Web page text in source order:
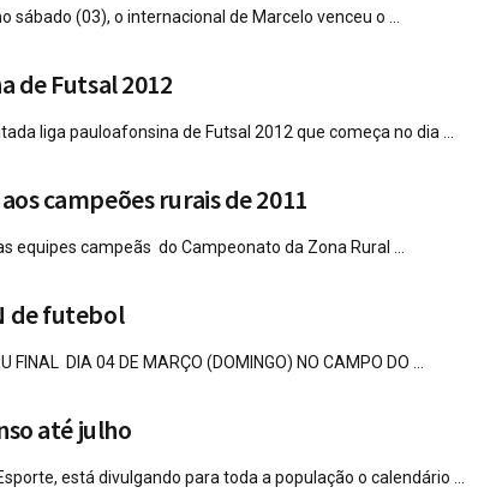
(03), o internacional de Marcelo venceu o ...
de Futsal 2012
liga pauloafonsina de Futsal 2012 que começa no dia ...
campeões rurais de 2011
campeãs do Campeonato da Zona Rural ...
de futebol
DIA 04 DE MARÇO (DOMINGO) NO CAMPO DO ...
até julho
está divulgando para toda a população o calendário ...